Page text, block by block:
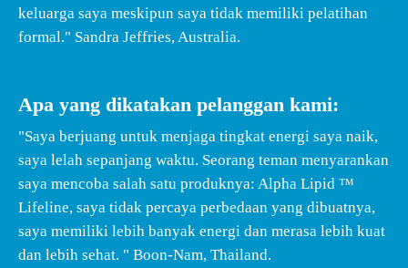
keluarga saya meskipun saya tidak memiliki pelatihan
formal." Sandra Jeffries, Australia.
Apa yang dikatakan pelanggan kami:
"Saya berjuang untuk menjaga tingkat energi saya naik,
saya lelah sepanjang waktu. Seorang teman menyarankan
saya mencoba salah satu produknya: Alpha Lipid ™
Lifeline, saya tidak percaya perbedaan yang dibuatnya,
saya memiliki lebih banyak energi dan merasa lebih kuat
dan lebih sehat. " Boon-Nam, Thailand.